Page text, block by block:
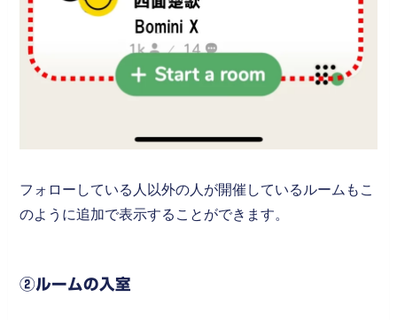
フォローしている人以外の人が開催しているルームもこ
のように追加で表示することができます。
②ルームの入室